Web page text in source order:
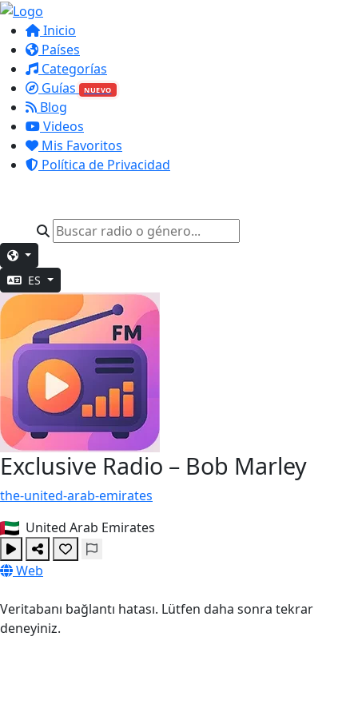
Inicio
Países
Categorías
Guías
NUEVO
Blog
Videos
Mis Favoritos
Política de Privacidad
ES
Exclusive Radio – Bob Marley
the-united-arab-emirates
United Arab Emirates
Web
Veritabanı bağlantı hatası. Lütfen daha sonra tekrar
deneyiniz.